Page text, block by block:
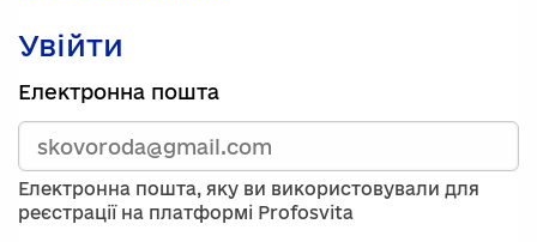
Увійти
Зареєструйтесь,
використавши
електронну
адресу
та
пароль.
Якщо
Електронна пошта
Електронна пошта, яку ви використовували для
реєстрації на платформі Profosvita